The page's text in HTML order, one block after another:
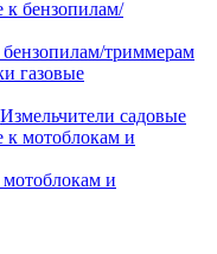
триммерам
газовые
Измельчители садовые
и